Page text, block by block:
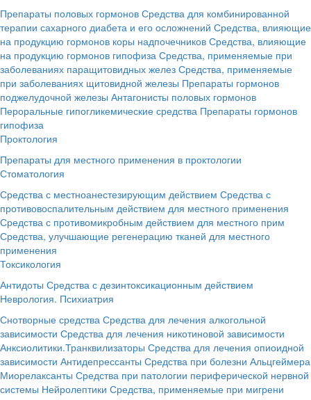
Препараты половых гормонов Средства для комбинированной
терапии сахарного диабета и его осложнений Средства, влияющие
на продукцию гормонов коры надпочечников Средства, влияющие
на продукцию гормонов гипофиза Средства, применяемые при
заболеваниях паращитовидных желез Средства, применяемые
при заболеваниях щитовидной железы Препараты гормонов
поджелудочной железы Антагонисты половых гормонов
Пероральные гипогликемические средства Препараты гормонов
гипофиза
Проктология
Препараты для местного применения в проктологии
Стоматология
Средства с местноанестезирующим действием Средства с
противовоспалительным действием для местного применения
Средства с противомикробным действием для местного прим
Средства, улучшающие регенерацию тканей для местного
применения
Токсикология
Антидоты Средства с дезинтоксикационным действием
Неврология. Психиатрия
Снотворные средства Средства для лечения алкогольной
зависимости Средства для лечения никотиновой зависимости
Анксиолитики.Транквилизаторы Средства для лечения опиоидной
зависимости Антидепрессанты Средства при болезни Альцгеймера
Миорелаксанты Средства при патологии периферической нервной
системы Нейролептики Средства, применяемые при мигрени